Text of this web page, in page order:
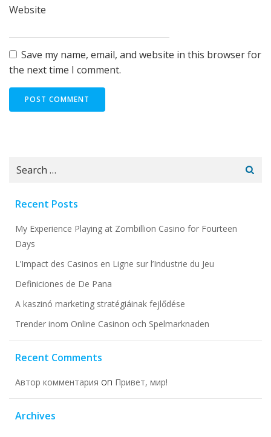
Website
Save my name, email, and website in this browser for
the next time I comment.
Search
Recent Posts
My Experience Playing at Zombillion Casino for Fourteen
Days
L’Impact des Casinos en Ligne sur l’Industrie du Jeu
Definiciones de De Pana
A kaszinó marketing stratégiáinak fejlődése
Trender inom Online Casinon och Spelmarknaden
Recent Comments
Автор комментария on Привет, мир!
Archives